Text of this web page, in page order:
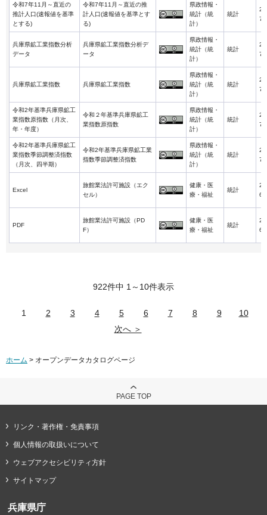
令和7年11月～直近の
推計人口(速報値を基準
とする)
令和7年11月～直近の推
計人口(速報値を基準とす
る)
県政情報・
統計（統
計）
統計
7-
兵庫県鉱工業指数分析
データ
兵庫県鉱工業指数分析デ
ータ
県政情報・
統計（統
計）
統計
7-
兵庫県鉱工業指数 兵庫県鉱工業指数
県政情報・
統計（統
計）
統計
7-
令和2年基準兵庫県鉱工
業指数原指数（月次、
年・年度）
令和２年基準兵庫県鉱工
業指数原指数
県政情報・
統計（統
計）
統計
7-
令和2年基準兵庫県鉱工
業指数季節調整済指数
（月次、四半期）
令和2年基準兵庫県鉱工業
指数季節調整済指数
県政情報・
統計（統
計）
統計
7-
Excel
旅館業法許可施設（エク
セル）
健康・医
療・福祉
統計
6-
PDF
旅館業法許可施設（PD
F）
健康・医
療・福祉
統計
6-
922件中 1～10件表示
1 2 3 4 5 6 7 8 9
10
次へ ＞
ホーム > オープンデータカタログページ
PAGE TOP
リンク・著作権・免責事項
個人情報の取扱いについて
ウェブアクセシビリティ方針
サイトマップ
兵庫県庁